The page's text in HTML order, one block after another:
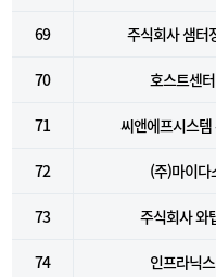
69 주식회사 샘터
70 호스트센
71 씨앤에프시스템
72 (주)마이다
73 주식회사 와
74 인프라닉